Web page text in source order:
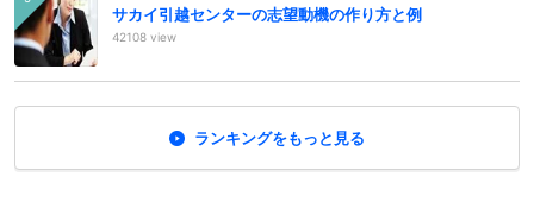
サカイ引越センターの志望動機の作り方と例
42108 view
ランキングをもっと見る